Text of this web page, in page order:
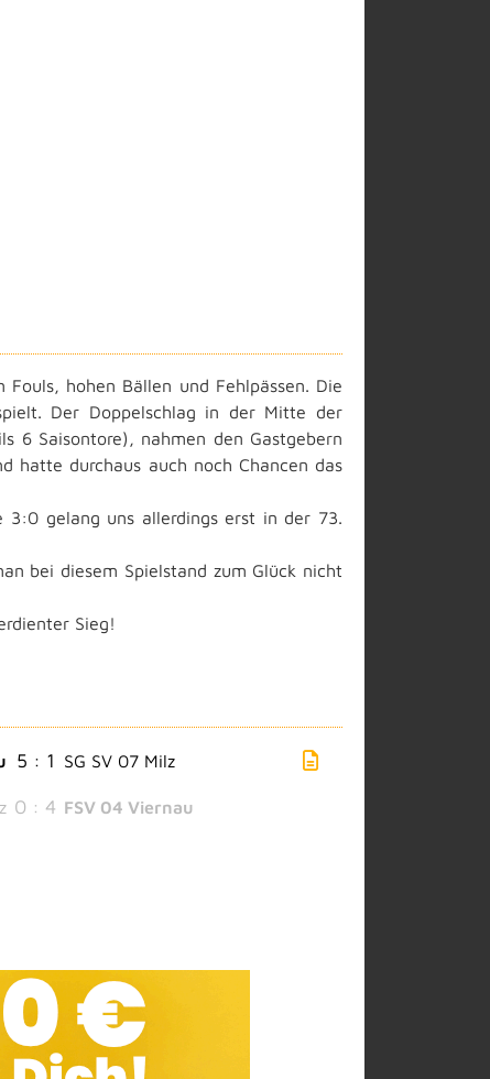
hohen Bällen und Fehlpässen. Die
Der Doppelschlag in der Mitte der
6 Saisontore), nahmen den Gastgebern
hatte durchaus auch noch Chancen das
gelang uns allerdings erst in der 73.
bei diesem Spielstand zum Glück nicht
Sieg!
5 : 1 SG SV 07 Milz
0 : 4 FSV 04 Viernau